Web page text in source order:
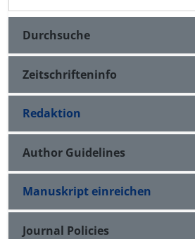
Durchsuche
Zeitschrifteninfo
Redaktion
Author Guidelines
Manuskript einreichen
Journal Policies